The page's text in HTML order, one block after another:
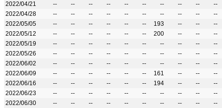
2022/04/21
-- -- -- -- -- -- -- -- --
--
2022/04/28
-- -- -- -- -- -- -- -- --
--
2022/05/05
-- -- -- -- -- -- 193 -- --
--
2022/05/12
-- -- -- -- -- -- 200 -- --
--
2022/05/19
-- -- -- -- -- -- -- -- --
--
2022/05/26
-- -- -- -- -- -- -- -- --
--
2022/06/02
-- -- -- -- -- -- -- -- --
--
2022/06/09
-- -- -- -- -- -- 161 -- --
--
2022/06/16
-- -- -- -- -- -- 194 -- --
--
2022/06/23
-- -- -- -- -- -- -- -- --
--
2022/06/30
-- -- -- -- -- -- -- -- --
--